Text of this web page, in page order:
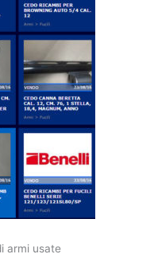
armi usate